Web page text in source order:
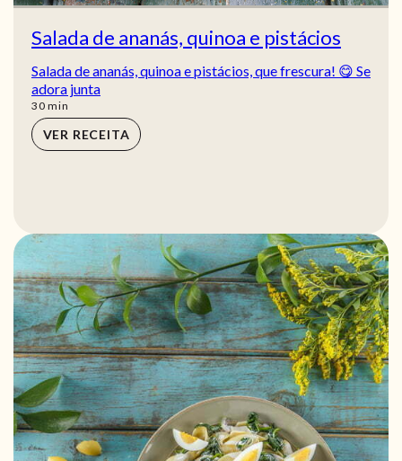
Salada de ananás, quinoa e pistácios
Salada de ananás, quinoa e pistácios, que frescura! 😋 Se
adora junta
30min
min
VER RECEITA